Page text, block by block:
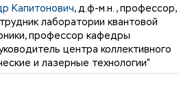
Капитонович, д.ф-м.н., профессор,
лаборатории квантовой
профессор кафедры
центра коллективного
и лазерные технологии"